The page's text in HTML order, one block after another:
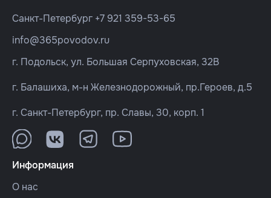
Санкт-Петербург +7 921 359-53-65
info@365povodov.ru
г. Подольск, ул. Большая Серпуховская, 32В
г. Балашиха, м-н Железнодорожный, пр.Героев, д.5
г. Санкт-Петербург, пр. Славы, 30, корп. 1
Информация
О нас